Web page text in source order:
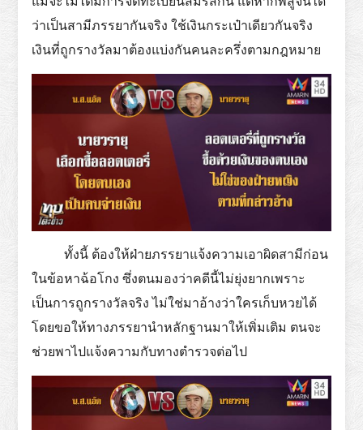
ว่าเป็นสามีภรรยากันจริง ใช้เงินกระเป๋าเดียวกันจริง
เงินที่ถูกรางวัลมาต้องแบ่งกันคนละครึ่งตามกฎหมาย
ทั้งนี้ ต้องให้ฝ่ายภรรยาแจ้งความเอาผิดสามีก่อน
ในข้อหาฉ้อโกง ซึ่งตนมองว่าคดีนี้ไม่ยุ่งยากเพราะ
เป็นการถูกรางวัลจริง ไม่ใช่มาอ้างว่าใครเก็บหวยได้
โดยขอให้ทางภรรยานำหลักฐานมาให้เพิ่มเติม ตนจะ
ช่วยพาไปแจ้งความกับทางตำรวจต่อไป